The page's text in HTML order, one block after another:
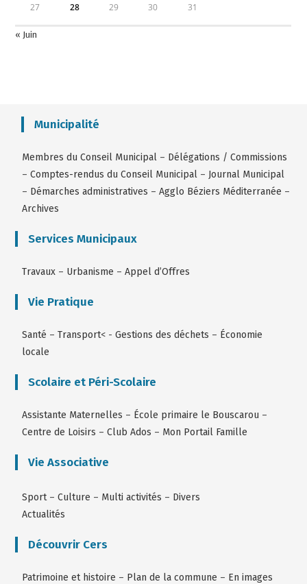
27 28 29 30 31
« Juin
Municipalité
Membres du Conseil Municipal – Délégations / Commissions
–Comptes-rendus du Conseil Municipal – Journal Municipal
– Démarches administratives –Agglo Béziers Méditerranée –
Archives
Services Municipaux
Travaux – Urbanisme –Appel d’Offres
Vie Pratique
Santé –Transport< -Gestions des déchets – Économie
locale
Scolaire et Péri-Scolaire
Assistante Maternelles – École primaire le Bouscarou –
Centre de Loisirs –Club Ados – Mon Portail Famille
Vie Associative
Sport –Culture – Multi activités – Divers
Actualités
Découvrir Cers
Patrimoine et histoire – Plan de la commune – En images